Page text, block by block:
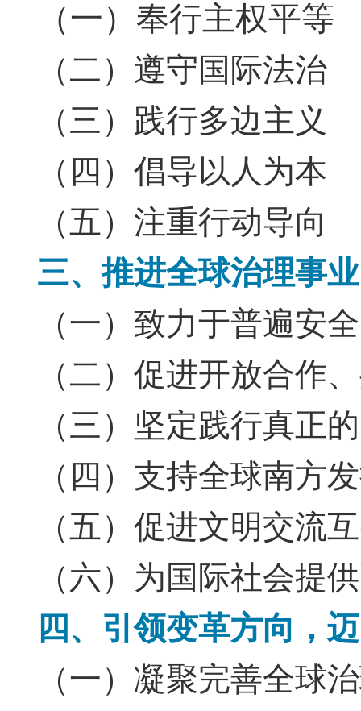
（一）奉行主权平等
（二）遵守国际法治
（三）践行多边主义
（四）倡导以人为本
（五）注重行动导向
三、推进全球治理事
（一）致力于普遍安
（二）促进开放合作
（三）坚定践行真正
（四）支持全球南方
（五）促进文明交流
（六）为国际社会提
四、引领变革方向，
（一）凝聚完善全球